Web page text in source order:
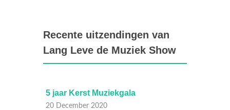
Recente uitzendingen van
Lang Leve de Muziek Show
5 jaar Kerst Muziekgala
20 December 2020